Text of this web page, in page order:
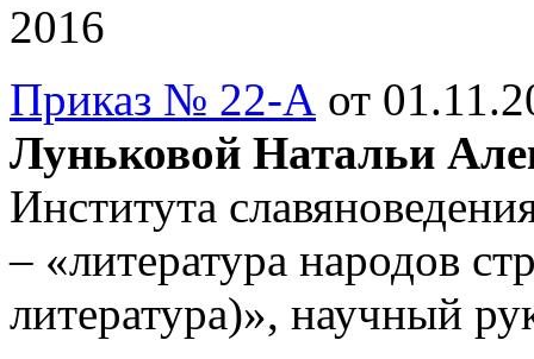
2016
Приказ № 22-А от
Луньковой Натальи
Института
– «литература народов
литература)», научный